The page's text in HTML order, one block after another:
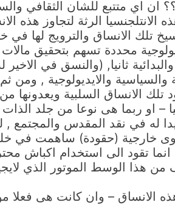
؟؟ ان اي متتبع للشان
الرثة لتجاوز هذه
تلك الانساق والترويج لها في
محددة تسهم بتحقيق
ثانيا, (والنسق في
والايديولوجية , ومن
تلك الانساق السلبية
او ربما هى نوعا من جلد الذات
له في نقد المقدس والمجتمع
خارجية (حقودة) ساهمت في
انما تقود الى استخدام اكباش
من هذا الوسط الموتور الذي
الانساق – وان كانت هى فعلا